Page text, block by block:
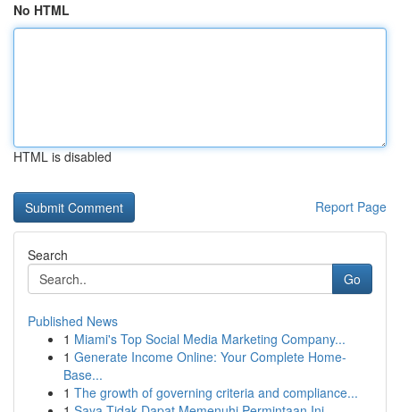
No HTML
HTML is disabled
Report Page
Search
Go
Published News
1 Miami's Top Social Media Marketing Company...
1 Generate Income Online: Your Complete Home-
Base...
1 The growth of governing criteria and compliance...